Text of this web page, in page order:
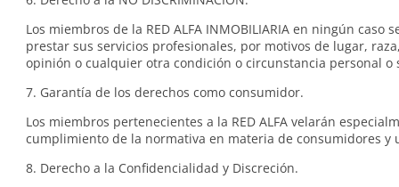
Los miembros de la RED ALFA INMOBILIARIA en ningún caso
prestar sus servicios profesionales, por motivos de lugar,
opinión o cualquier otra condición o circunstancia personal o
7. Garantía de los derechos como consumidor.
Los miembros pertenecientes a la RED ALFA velarán
cumplimiento de la normativa en materia de consumidores y
8. Derecho a la Confidencialidad y Discreción.